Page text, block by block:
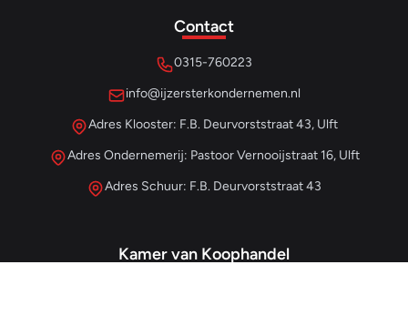
Contact
0315-760223
info@ijzersterkondernemen.nl
Adres Klooster: F.B. Deurvorststraat 43, Ulft
Adres Ondernemerij: Pastoor Vernooijstraat 16, Ulft
Adres Schuur: F.B. Deurvorststraat 43
Kamer van Koophandel